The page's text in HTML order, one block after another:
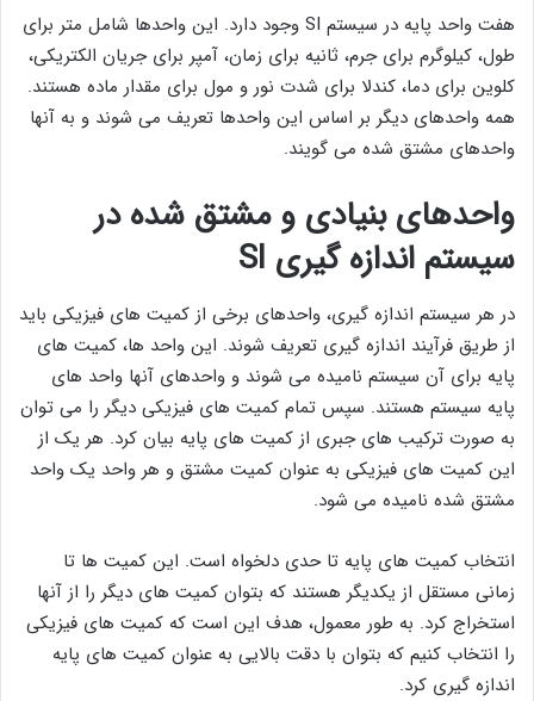
هفت واحد پایه در سیستم SI وجود دارد. این واحدها شامل متر برای
طول، کیلوگرم برای جرم، ثانیه برای زمان، آمپر برای جریان الکتریکی،
کلوین برای دما، کندلا برای شدت نور و مول برای مقدار ماده هستند.
همه واحدهای دیگر بر اساس این واحدها تعریف می شوند و به آنها
واحدهای مشتق شده می گویند.
واحدهای بنیادی و مشتق شده در
سیستم اندازه گیری SI
در هر سیستم اندازه گیری، واحدهای برخی از کمیت های فیزیکی باید
از طریق فرآیند اندازه گیری تعریف شوند. این واحد ها، کمیت های
پایه برای آن سیستم نامیده می شوند و واحدهای آنها واحد های
پایه سیستم هستند. سپس تمام کمیت های فیزیکی دیگر را می توان
به صورت ترکیب های جبری از کمیت های پایه بیان کرد. هر یک از
این کمیت های فیزیکی به عنوان کمیت مشتق و هر واحد یک واحد
مشتق شده نامیده می شود.
انتخاب کمیت های پایه تا حدی دلخواه است. این کمیت ها تا
زمانی مستقل از یکدیگر هستند که بتوان کمیت های دیگر را از آنها
استخراج کرد. به طور معمول، هدف این است که کمیت های فیزیکی
را انتخاب کنیم که بتوان با دقت بالایی به عنوان کمیت های پایه
اندازه گیری کرد.